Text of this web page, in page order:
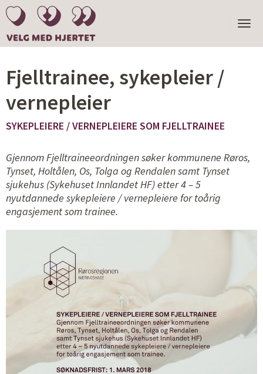
Fjelltrainee, sykepleier /
vernepleier
SYKEPLEIERE / VERNEPLEIERE SOM FJELLTRAINEE
Gjennom Fjelltraineeordningen søker kommunene Røros,
Tynset, Holtålen, Os, Tolga og Rendalen samt Tynset
sjukehus (Sykehuset Innlandet HF) etter 4 – 5
nyutdannede sykepleiere / vernepleiere for toårig
engasjement som trainee.